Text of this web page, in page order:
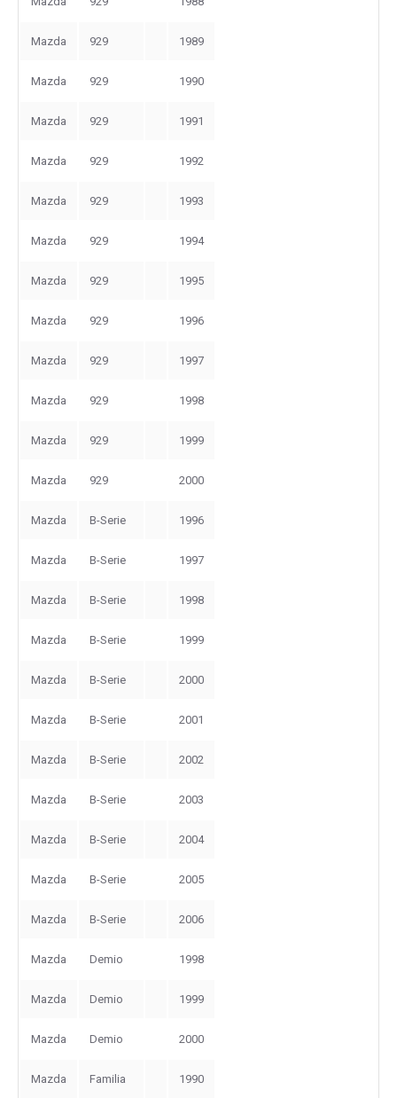
Mazda 929 1989
Mazda 929 1990
Mazda 929 1991
Mazda 929 1992
Mazda 929 1993
Mazda 929 1994
Mazda 929 1995
Mazda 929 1996
Mazda 929 1997
Mazda 929 1998
Mazda 929 1999
Mazda 929 2000
Mazda B-Serie 1996
Mazda B-Serie 1997
Mazda B-Serie 1998
Mazda B-Serie 1999
Mazda B-Serie 2000
Mazda B-Serie 2001
Mazda B-Serie 2002
Mazda B-Serie 2003
Mazda B-Serie 2004
Mazda B-Serie 2005
Mazda B-Serie 2006
Mazda Demio 1998
Mazda Demio 1999
Mazda Demio 2000
Mazda Familia 1990